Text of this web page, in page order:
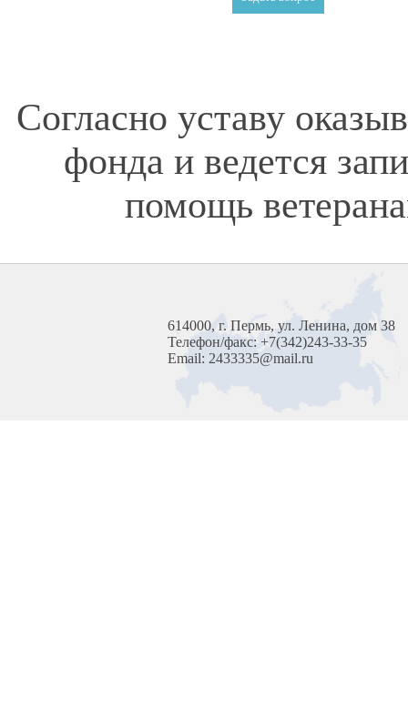
Согласно уставу
фонда и ведется
помощь
614000, г. Пермь, ул. Ленина, дом 38
Телефон/факс: +7(342)243-33-35
Email: 2433335@mail.ru